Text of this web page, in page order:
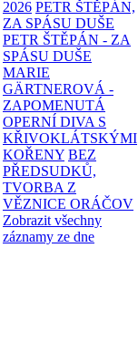
2026 PETR ŠTĚPÁN,
ZA SPÁSU DUŠE
PETR ŠTĚPÁN - ZA
SPÁSU DUŠE
MARIE
GÄRTNEROVÁ -
ZAPOMENUTÁ
OPERNÍ DIVA S
KŘIVOKLÁTSKÝMI
KOŘENY BEZ
PŘEDSUDKŮ,
TVORBA Z
VĚZNICE ORÁČOV
Zobrazit všechny
záznamy ze dne